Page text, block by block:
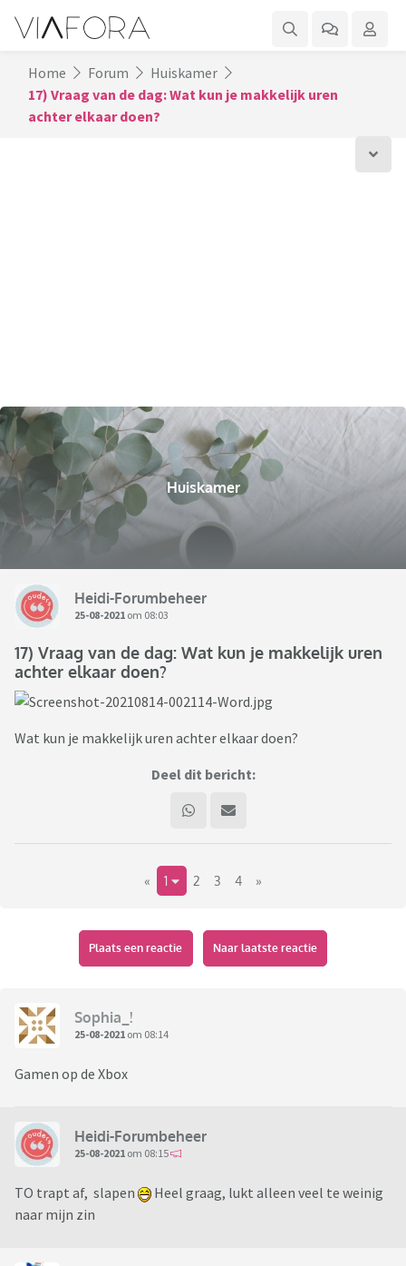
Home Forum
Huiskamer
17) Vraag van de dag: Wat kun je makkelijk uren
achter elkaar doen?
Huiskamer
Heidi-Forumbeheer
25-08-2021 om 08:03
17) Vraag van de dag: Wat kun je makkelijk uren
achter elkaar doen?
Wat kun je makkelijk uren achter elkaar doen?
Deel dit bericht:
« 1 2 3 4 »
Plaats een reactie Naar laatste reactie
Sophia_!
25-08-2021 om 08:14
Gamen op de Xbox
Heidi-Forumbeheer
25-08-2021 om 08:15
TO trapt af, slapen
Heel graag, lukt alleen veel te weinig
naar mijn zin